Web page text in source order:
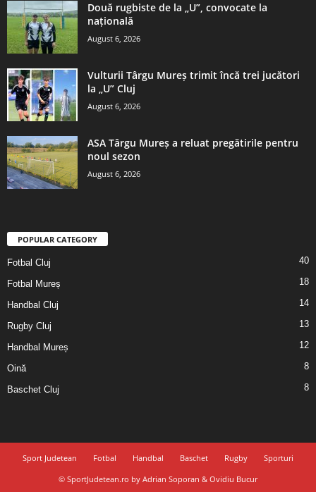
Două rugbiste de la „U”, convocate la
națională
August 6, 2026
Vulturii Târgu Mureș trimit încă trei jucători
la „U” Cluj
August 6, 2026
ASA Târgu Mureș a reluat pregătirile pentru
noul sezon
August 6, 2026
POPULAR CATEGORY
Fotbal Cluj 40
Fotbal Mureș 18
Handbal Cluj 14
Rugby Cluj 13
Handbal Mureș 12
Oină 8
Baschet Cluj 8
Sport Judetean Fotbal Handbal Baschet Rugby
Sporturi
© SportJudetean.ro by Adrian Soporan & Ovidiu Bucur